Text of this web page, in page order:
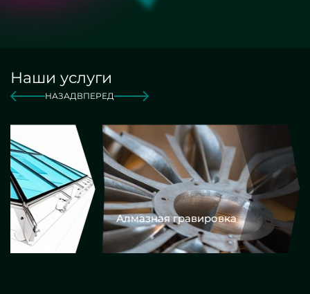
Наши услуги
НАЗАДВПЕРЕД
Алмазная гравировка